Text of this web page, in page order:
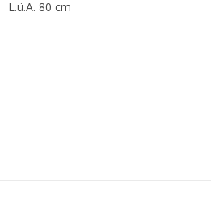
L.ü.A. 80 cm